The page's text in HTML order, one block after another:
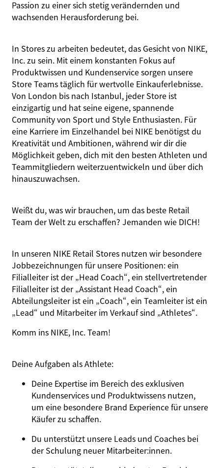
Passion zu einer sich stetig verändernden und
wachsenden Herausforderung bei.
In Stores zu arbeiten bedeutet, das Gesicht von NIKE,
Inc. zu sein. Mit einem konstanten Fokus auf
Produktwissen und Kundenservice sorgen unsere
Store Teams täglich für wertvolle Einkauferlebnisse.
Von London bis nach Istanbul, jeder Store ist
einzigartig und hat seine eigene, spannende
Community von Sport und Style Enthusiasten. Für
eine Karriere im Einzelhandel bei NIKE benötigst du
Kreativität und Ambitionen, während wir dir die
Möglichkeit geben, dich mit den besten Athleten und
Teammitgliedern weiterzuentwickeln und über dich
hinauszuwachsen.
Weißt du, was wir brauchen, um das beste Retail
Team der Welt zu erschaffen? Jemanden wie DICH!
In unseren NIKE Retail Stores nutzen wir besondere
Jobbezeichnungen für unsere Positionen: ein
Filialleiter ist der „Head Coach“, ein stellvertretender
Filialleiter ist der „Assistant Head Coach“, ein
Abteilungsleiter ist ein „Coach“, ein Teamleiter ist ein
„Lead“ und Mitarbeiter im Verkauf sind „Athletes“.
Komm ins NIKE, Inc. Team!
Deine Aufgaben alsAthlete:
Deine Expertise im Bereich des exklusiven
Kundenservices und Produktwissens nutzen,
um eine besondere Brand Experience für unsere
Käufer zu schaffen.
Du unterstützt unsere Leads und Coaches bei
der Schulung neuer Mitarbeiter:innen.